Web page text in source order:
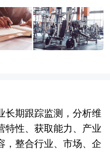
）、产品价格分析、用
析、行业主导驱动因
利能力、行业成长性、
、金饰行业重点企业
，分析内容客观、公
了我国金饰行业的市场
本研究咨询报告由中
在大量周密的市场调研
长期跟踪监测，分析维
特性、获取能力、产业
，整合行业、市场、企